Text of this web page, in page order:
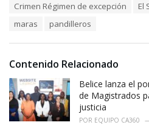
i
s
:
Crimen Régimen de excepción El
maras
pandilleros
Contenido Relacionado
Belice lanza el
de Magistrados
justicia
POR EQUIPO CA360